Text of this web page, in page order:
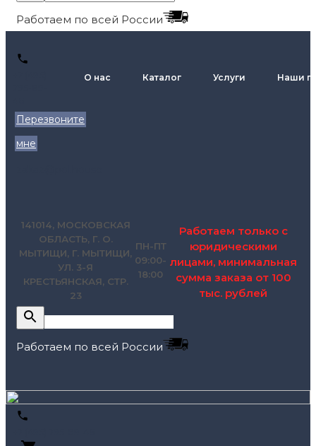
Работаем по всей России
Перезвоните
мне
О нас Каталог Услуги Наши
141014, МОСКОВСКАЯ
ОБЛАСТЬ, Г. О.
МЫТИЩИ, Г. МЫТИЩИ,
УЛ. 3-Я
КРЕСТЬЯНСКАЯ, СТР.
23
ПН-ПТ
09:00-
18:00
Работаем только с
юридическими
лицами, минимальная
сумма заказа от 100
тыс. рублей
Работаем по всей России